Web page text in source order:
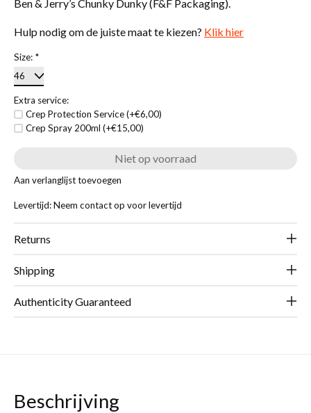
Ben & Jerry’s Chunky Dunky (F&F Packaging).
Hulp nodig om de juiste maat te kiezen? Klik hier
Size: *
Extra service:
Crep Protection Service (+€6,00)
Crep Spray 200ml (+€15,00)
Niet op voorraad
Aan verlanglijst toevoegen
Levertijd: Neem contact op voor levertijd
Returns
Shipping
Authenticity Guaranteed
Beschrijving